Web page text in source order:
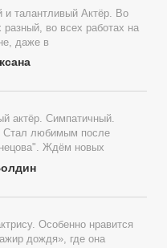
и талантливый Актёр. Во
разный, во всех работах на
даже в
актёр. Симпатичный.
Стал любимым после
Ждём новых
Особенно нравится
дождя», где она